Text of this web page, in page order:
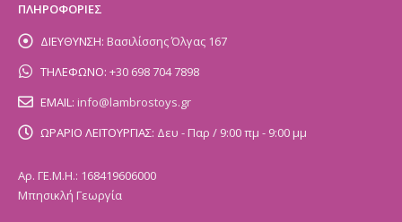
ΠΛΗΡΟΦΟΡΙΕΣ
ΔΙΕΥΘΥΝΣΗ: Βασιλίσσης Όλγας 167
ΤΗΛΕΦΩΝΟ: +30 698 704 7898
EMAIL: info@lambrostoys.gr
ΩΡΑΡΙΟ ΛΕΙΤΟΥΡΓΙΑΣ: Δευ - Παρ / 9:00 πμ - 9:00 μμ
Αρ. ΓΕ.Μ.Η.: 168419606000
Μπησικλή Γεωργία